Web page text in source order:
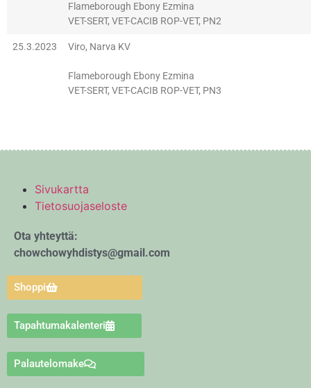
Flameborough Ebony Ezmina
VET-SERT, VET-CACIB ROP-VET, PN2
25.3.2023 Viro, Narva KV
Flameborough Ebony Ezmina
VET-SERT, VET-CACIB ROP-VET, PN3
Sivukartta
Tietosuojaseloste
Ota yhteyttä:
chowchowyhdistys@gmail.com
Shoppi
Tapahtumakalenteri
Palautelomake